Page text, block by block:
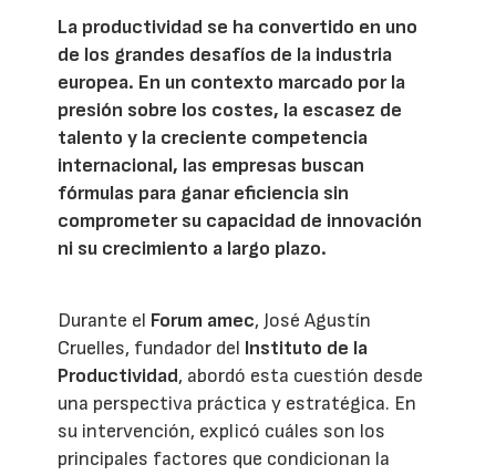
La productividad se ha convertido en uno
de los grandes desafíos de la industria
europea. En un contexto marcado por la
presión sobre los costes, la escasez de
talento y la creciente competencia
internacional, las empresas buscan
fórmulas para ganar eficiencia sin
comprometer su capacidad de innovación
ni su crecimiento a largo plazo.
Durante el Forum amec, José Agustín
Cruelles, fundador del Instituto de la
Productividad, abordó esta cuestión desde
una perspectiva práctica y estratégica. En
su intervención, explicó cuáles son los
principales factores que condicionan la